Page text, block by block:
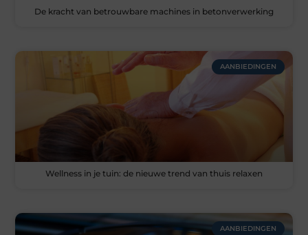
De kracht van betrouwbare machines in betonverwerking
AANBIEDINGEN
Wellness in je tuin: de nieuwe trend van thuis relaxen
AANBIEDINGEN